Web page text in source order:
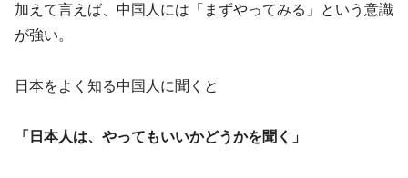
加えて言えば、中国人には「まずやってみる」という意識
が強い。
日本をよく知る中国人に聞くと
「日本人は、やってもいいかどうかを聞く」